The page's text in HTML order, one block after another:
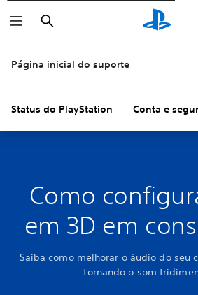
Pesquisar
Página inicial do suporte
Status do PlayStation Conta e
Como
em 3D em
Saiba como melhorar o áudio do seu
tornando o som